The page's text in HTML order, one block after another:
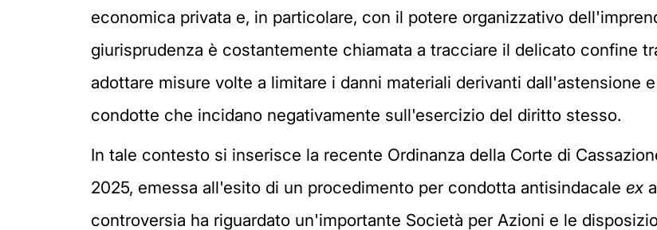
economica privata e, in particolare, con il potere organizzativo
giurisprudenza è costantemente chiamata a tracciare il delicato confine
adottare misure volte a limitare i danni materiali derivanti dall'astensione
condotte che incidano negativamente sull'esercizio del diritto stesso.
In tale contesto si inserisce la recente Ordinanza della Corte di
2025, emessa all'esito di un procedimento per condotta antisindacale ex
controversia ha riguardato un'importante Società per Azioni e le